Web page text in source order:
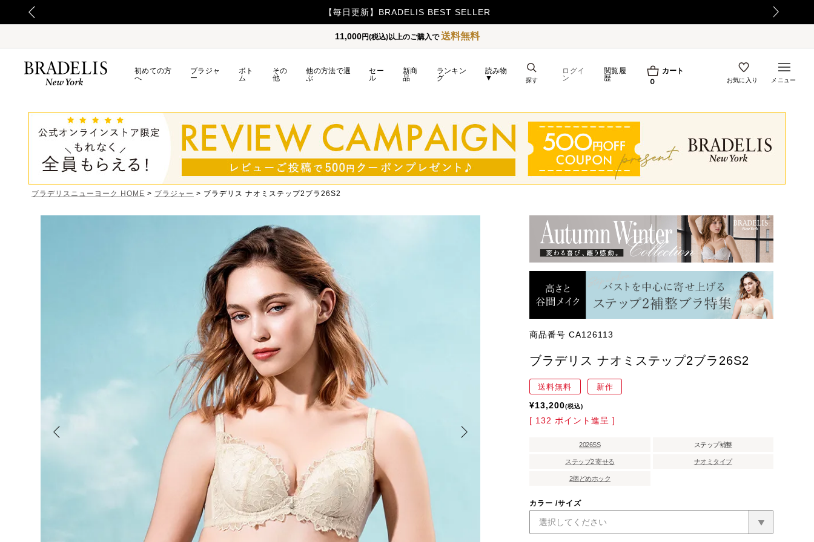
【毎日更新】BRADELIS BEST SELLER
11,000円(税込)以上のご購入で送料無料
初めての方
へ
ブラジャ
ー
ボト
ム
その
他
他の方法で選
ぶ
セー
ル
新商
品
ランキン
グ
読み物
▼
ログイ
ン
閲覧履
歴
カート
0
探す お気に入り メニュー
ブラデリスニューヨーク HOME ブラジャー ブラデリス ナオミステップ2ブラ26S2
商品番号 CA126113
ブラデリス ナオミステップ2ブラ26S2
送料無料 新作
¥13,200 税込
[ 132 ポイント進呈 ]
2026SS ステップ補整
ステップ2 寄せる ナオミタイプ
2個どめホック
カラー サイズ